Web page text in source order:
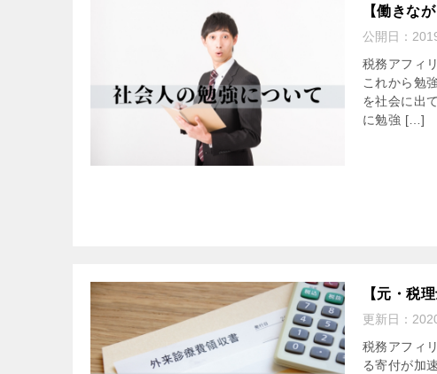
【働きな
公開日：
税務アフィ
これから勉
を社会に出
に勉強 […]
【元・税
更新日：
税務アフィ
る寄付が加